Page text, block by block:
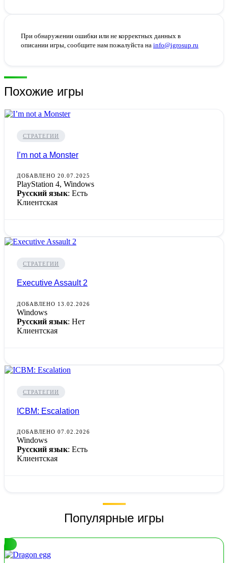
При обнаружении ошибки или не корректных данных в
описании игры, сообщите нам пожалуйста на info@igrosup.ru
Похожие игры
СТРАТЕГИИ
I’m not a Monster
ДОБАВЛЕНО 20.07.2025
PlayStation 4, Windows
Русский язык: Есть
Клиентская
СТРАТЕГИИ
Executive Assault 2
ДОБАВЛЕНО 13.02.2026
Windows
Русский язык: Нет
Клиентская
СТРАТЕГИИ
ICBM: Escalation
ДОБАВЛЕНО 07.02.2026
Windows
Русский язык: Есть
Клиентская
Популярные игры